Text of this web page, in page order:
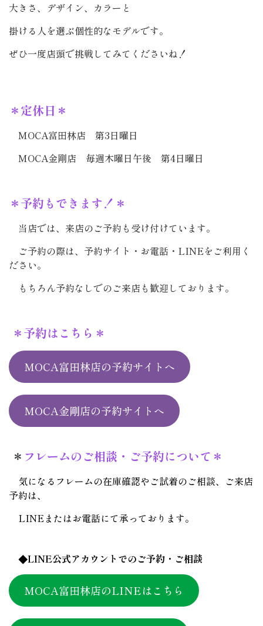
大きさ、デザイン、カラーと
掛ける人を選ぶ個性的なモデルです。
ぜひ一度店頭で挑戦してみてくださいね！
＊定休日＊
MOCA富田林店 第3日曜日
MOCA金剛店 毎週木曜日午後 第4日曜日
＊予約もできます！＊
当店では、来店のご予約も受け付けています。
ご予約の際は、予約サイト・お電話・LINEをご利用く
ださい。
もちろん予約なしでのご来店も歓迎しております。
＊予約はこちら＊
MOCA富田林店の予約サイトへ
MOCA金剛店の予約サイトへ
＊ フレームのご相談・ご予約について＊
気になるフレームの在庫確認やご試着のご相談、ご来店
予約は、
LINEまたはお電話にて承っております。
◆LINE公式アカウントでのご予約・ご相談
MOCA富田林店のLINEはこちら